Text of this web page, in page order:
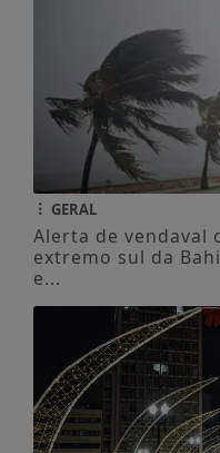
GERAL
Alerta de vendaval
extremo sul da
e...